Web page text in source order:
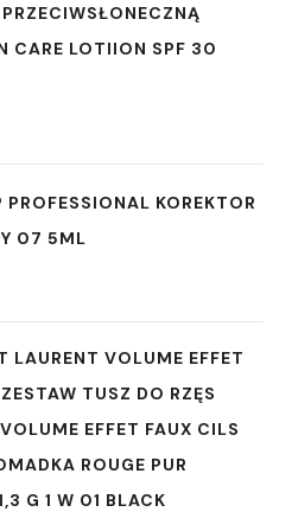
CARE LOTIION SPF 30
PROFESSIONAL KOREKTOR
07 5ML
LAURENT VOLUME EFFET
TUSZ DO RZĘS
EFFET FAUX CILS
ROUGE PUR
G 1 W 01 BLACK